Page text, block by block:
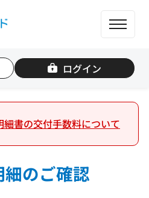
ログイン
細書の交付手数料について
細のご確認